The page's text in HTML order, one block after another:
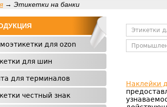
→ Этикетки на банки
Этикетки
Наклейки
для ozon
для шин
для терминалов
честный знак